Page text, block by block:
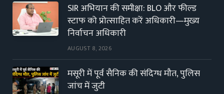
SIR अभियान की समीक्षा: BLO और फील्ड
स्टाफ को प्रोत्साहित करें अधिकारी—मुख्य
निर्वाचन अधिकारी
AUGUST 8, 2026
मसूरी में पूर्व सैनिक की संदिग्ध मौत, पुलिस
जांच में जुटी